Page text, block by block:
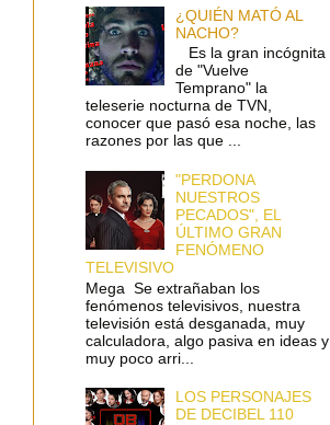
¿QUIÉN MATÓ AL
NACHO?
Es la gran incógnita
de "Vuelve
Temprano" la
teleserie nocturna de TVN,
conocer que pasó esa noche, las
razones por las que ...
"PERDONA
NUESTROS
PECADOS", EL
ÚLTIMO GRAN
FENÓMENO
TELEVISIVO
Mega Se extrañaban los
fenómenos televisivos, nuestra
televisión está desganada, muy
calculadora, algo pasiva en ideas y
muy poco arri...
LOS PERSONAJES
DE DECIBEL 110